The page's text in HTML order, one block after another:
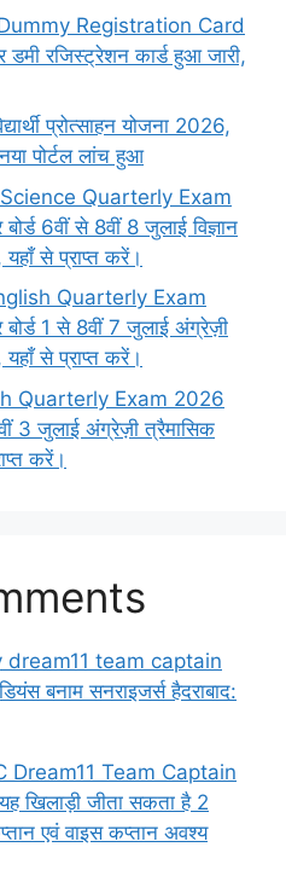
Registration Card
डमी रजिस्ट्रेशन कार्ड हुआ जारी,
प्रोत्साहन योजना 2026,
पोर्टल लांच हुआ
Quarterly Exam
6वीं से 8वीं 8 जुलाई विज्ञान
से प्राप्त करें।
Quarterly Exam
1 से 8वीं 7 जुलाई अंग्रेज़ी
से प्राप्त करें।
Quarterly Exam 2026
3 जुलाई अंग्रेज़ी त्रैमासिक
करें।
dream11 team captain
बनाम सनराइजर्स हैदराबाद:
Dream11 Team Captain
जीता सकता है 2
एवं वाइस कप्तान अवश्य